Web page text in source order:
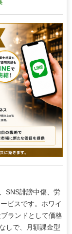
SNS誹謗中傷、労
ビスです。ホワイ
ランドとして価格
しで、月額課金型